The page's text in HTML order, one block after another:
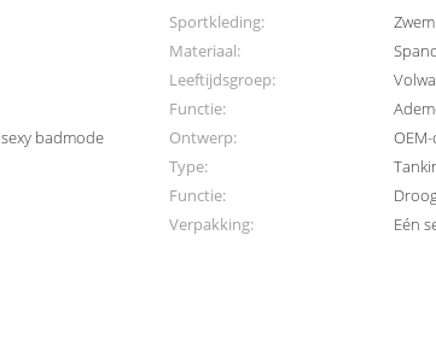
Sportkleding:
Materiaal:
Leeftijdsgroep:
Functie:
badmode Ontwerp:
Type:
Functie:
Verpakking:
Eén